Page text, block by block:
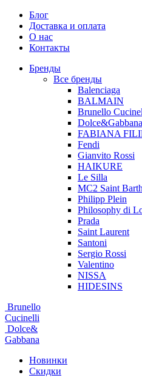
Блог
Доставка и оплата
О нас
Контакты
Бренды
Все бренды
Balenciaga
BALMAIN
Brunello
Dolce&Gabbana
FABIANA
Fendi
Gianvito Rossi
HAIKURE
Le Silla
MC2 Saint Barth
Philipp Plein
Philosophy di
Prada
Saint Laurent
Santoni
Sergio Rossi
Valentino
NISSA
HIDESINS
Brunello
Cucinelli
Dolce&
Gabbana
Новинки
Скидки